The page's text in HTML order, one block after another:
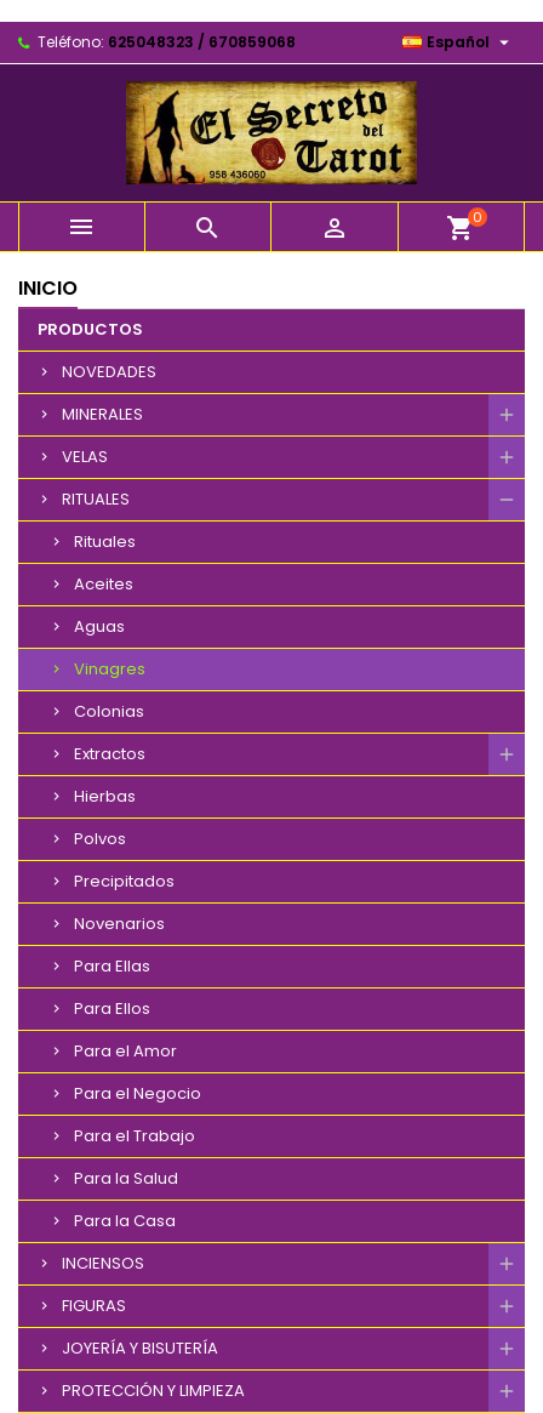
Teléfono: 625048323 / 670859068 Español 
   shopping_cart0
INICIO
PRODUCTOS
NOVEDADES
MINERALES
VELAS
RITUALES
Rituales
Aceites
Aguas
Vinagres
Colonias
Extractos
Hierbas
Polvos
Precipitados
Novenarios
Para Ellas
Para Ellos
Para el Amor
Para el Negocio
Para el Trabajo
Para la Salud
Para la Casa
INCIENSOS
FIGURAS
JOYERÍA Y BISUTERÍA
PROTECCIÓN Y LIMPIEZA